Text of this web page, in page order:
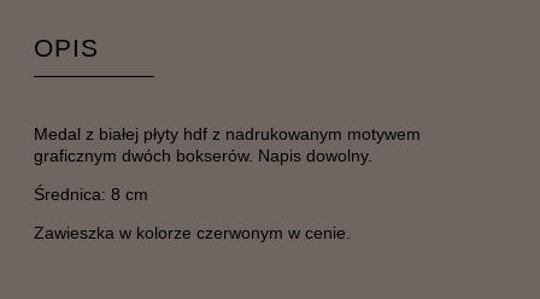
OPIS
Medal z białej płyty hdf z nadrukowanym motywem
graficznym dwóch bokserów. Napis dowolny.
Średnica: 8 cm
Zawieszka w kolorze czerwonym w cenie.